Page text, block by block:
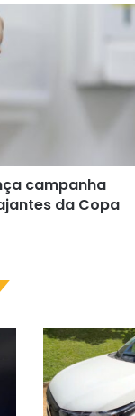
campanha
da Copa